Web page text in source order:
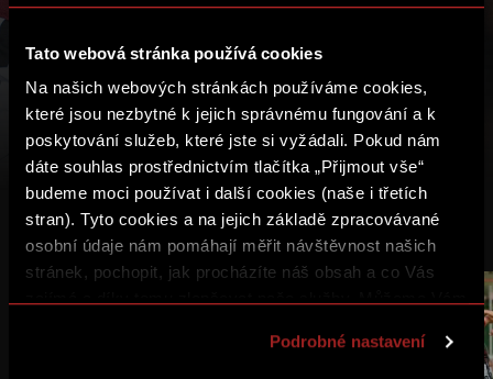
Tato webová stránka používá cookies
Na našich webových stránkách používáme cookies,
které jsou nezbytné k jejich správnému fungování a k
poskytování služeb, které jste si vyžádali. Pokud nám
dáte souhlas prostřednictvím tlačítka „Přijmout vše“
budeme moci používat i další cookies (naše i třetích
stran). Tyto cookies a na jejich základě zpracovávané
osobní údaje nám pomáhají měřit návštěvnost našich
stránek, pochopit, jak procházíte náš obsah a co Vás
reklamu na základě Vašich preferencí. Jednotlivé
Podrobné nastavení
MŮJ SEZNAM
DALŠÍ VIDEA
2:00:56 1:54:39